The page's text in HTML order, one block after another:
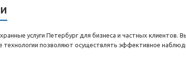
услуги Петербург для бизнеса и частных клиентов.
технологии позволяют осуществлять эффективное